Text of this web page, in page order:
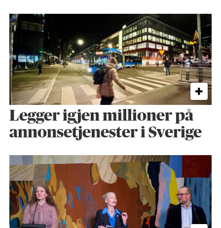
Legger igjen millioner på
annonsetjenester i Sverige